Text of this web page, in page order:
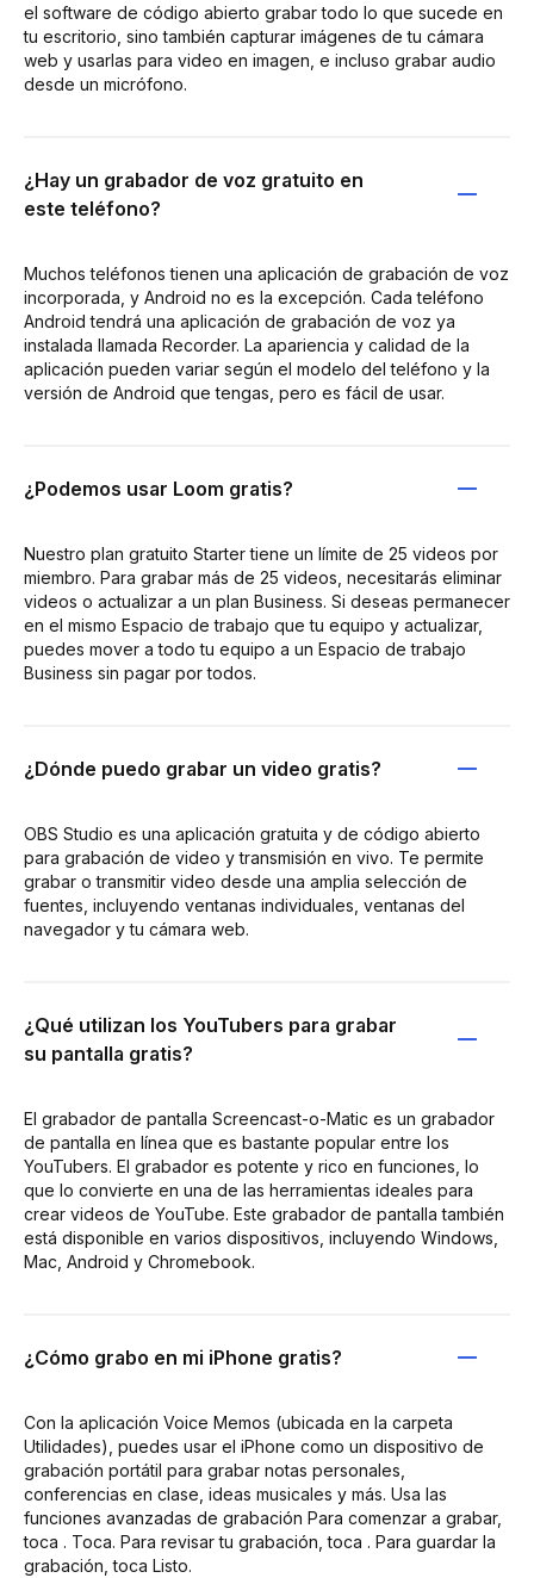
el software de código abierto grabar todo lo que sucede en
tu escritorio, sino también capturar imágenes de tu cámara
web y usarlas para video en imagen, e incluso grabar audio
desde un micrófono.
¿Hay un grabador de voz gratuito en
este teléfono?
Muchos teléfonos tienen una aplicación de grabación de voz
incorporada, y Android no es la excepción. Cada teléfono
Android tendrá una aplicación de grabación de voz ya
instalada llamada Recorder. La apariencia y calidad de la
aplicación pueden variar según el modelo del teléfono y la
versión de Android que tengas, pero es fácil de usar.
¿Podemos usar Loom gratis?
Nuestro plan gratuito Starter tiene un límite de 25 videos por
miembro. Para grabar más de 25 videos, necesitarás eliminar
videos o actualizar a un plan Business. Si deseas permanecer
en el mismo Espacio de trabajo que tu equipo y actualizar,
puedes mover a todo tu equipo a un Espacio de trabajo
Business sin pagar por todos.
¿Dónde puedo grabar un video gratis?
OBS Studio es una aplicación gratuita y de código abierto
para grabación de video y transmisión en vivo. Te permite
grabar o transmitir video desde una amplia selección de
fuentes, incluyendo ventanas individuales, ventanas del
navegador y tu cámara web.
¿Qué utilizan los YouTubers para grabar
su pantalla gratis?
El grabador de pantalla Screencast-o-Matic es un grabador
de pantalla en línea que es bastante popular entre los
YouTubers. El grabador es potente y rico en funciones, lo
que lo convierte en una de las herramientas ideales para
crear videos de YouTube. Este grabador de pantalla también
está disponible en varios dispositivos, incluyendo Windows,
Mac, Android y Chromebook.
¿Cómo grabo en mi iPhone gratis?
Con la aplicación Voice Memos (ubicada en la carpeta
Utilidades), puedes usar el iPhone como un dispositivo de
grabación portátil para grabar notas personales,
conferencias en clase, ideas musicales y más. Usa las
funciones avanzadas de grabación Para comenzar a grabar,
toca . Toca. Para revisar tu grabación, toca . Para guardar la
grabación, toca Listo.